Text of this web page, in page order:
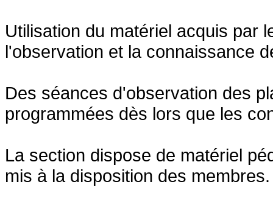
Utilisation du matériel acquis par
l'observation et la connaissance
Des séances d'observation des
programmées dès lors que les
La section dispose de matériel
mis à la disposition des membres.